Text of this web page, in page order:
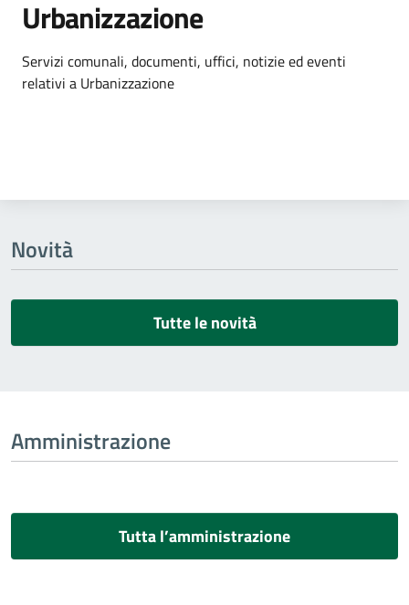
Urbanizzazione
Dettagli dell'argomento
Servizi comunali, documenti, uffici, notizie ed eventi
relativi a Urbanizzazione
Novità
Tutte le novità
Amministrazione
Tutta l’amministrazione